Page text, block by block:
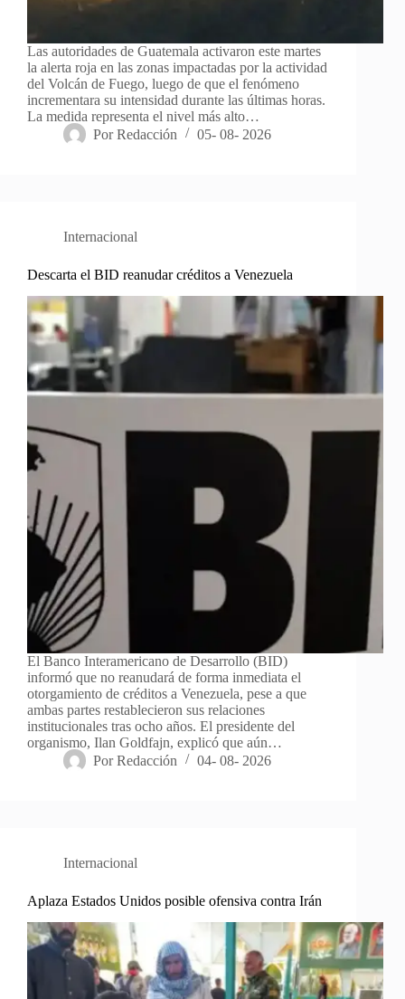
Las autoridades de Guatemala activaron este martes
la alerta roja en las zonas impactadas por la actividad
del Volcán de Fuego, luego de que el fenómeno
incrementara su intensidad durante las últimas horas.
La medida representa el nivel más alto…
Por Redacción 05- 08- 2026
Internacional
Descarta el BID reanudar créditos a Venezuela
El Banco Interamericano de Desarrollo (BID)
informó que no reanudará de forma inmediata el
otorgamiento de créditos a Venezuela, pese a que
ambas partes restablecieron sus relaciones
institucionales tras ocho años. El presidente del
organismo, Ilan Goldfajn, explicó que aún…
Por Redacción 04- 08- 2026
Internacional
Aplaza Estados Unidos posible ofensiva contra Irán